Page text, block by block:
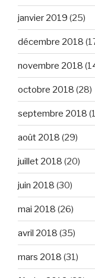
janvier 2019 (25)
décembre 2018
novembre 2018
octobre 2018 (28)
septembre 2018
août 2018 (29)
juillet 2018 (20)
juin 2018 (30)
mai 2018 (26)
avril 2018 (35)
mars 2018 (31)